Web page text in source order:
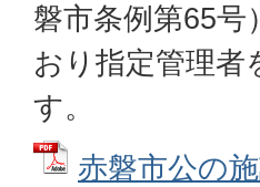
磐市条例第65
おり指定管理
す。
赤磐市公の